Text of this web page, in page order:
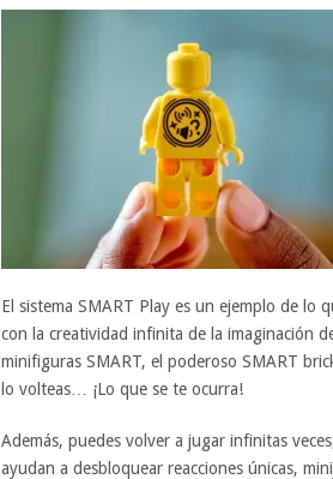
El sistema SMART Play es un ejemplo de lo
con la creatividad infinita de la imaginación
minifiguras SMART, el poderoso SMART
lo volteas… ¡Lo que se te ocurra!
Además, puedes volver a jugar infinitas
ayudan a desbloquear reacciones únicas,